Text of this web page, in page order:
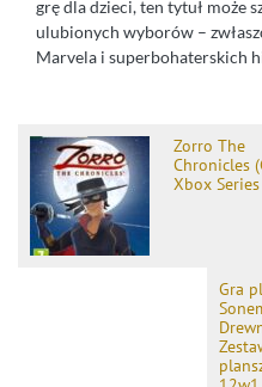
grę dla dzieci, ten tytuł może
ulubionych wyborów –
Marvela i superbohaterskich
Zorro The
Chronicles
Xbox
Gra